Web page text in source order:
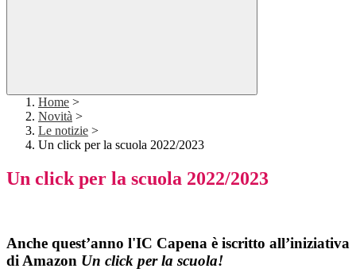
Home >
Novità >
Le notizie >
Un click per la scuola 2022/2023
Un click per la scuola 2022/2023
Anche quest’anno l'IC Capena è iscritto all’iniziativa
di Amazon Un click per la scuola!